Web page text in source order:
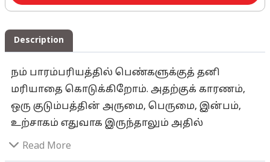
Description
நம் பாரம்பரியத்தில் பெண்களுக்குத் தனி
மரியாதை கொடுக்கிறோம். அதற்குக் காரணம்,
ஒரு குடும்பத்தின் அருமை, பெருமை, இன்பம்,
உற்சாகம் எதுவாக இருந்தாலும் அதில்
பெண்களின் பங்கு மிக முக்கியமானது.
Read More